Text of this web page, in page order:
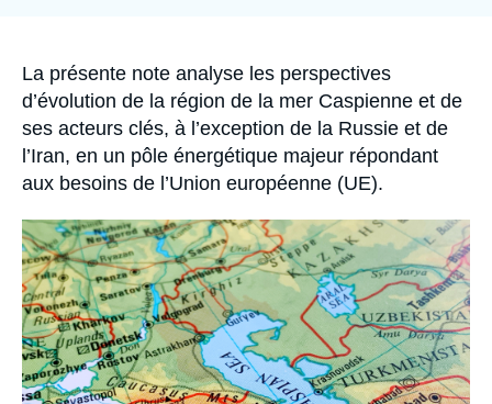
Accroche
La présente note analyse les perspectives
d’évolution de la région de la mer Caspienne et de
ses acteurs clés, à l’exception de la Russie et de
l’Iran, en un pôle énergétique majeur répondant
aux besoins de l’Union européenne (UE).
Image
principale